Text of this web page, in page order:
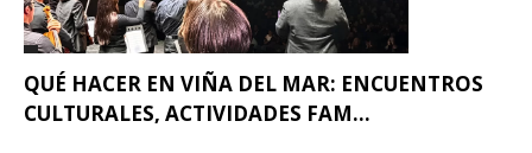
QUÉ HACER EN VIÑA DEL MAR: ENCUENTROS
CULTURALES, ACTIVIDADES FAM...